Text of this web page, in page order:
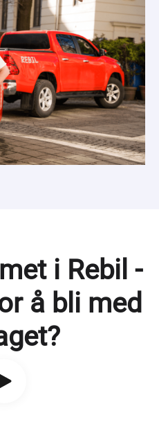
i Rebil -
å bli med